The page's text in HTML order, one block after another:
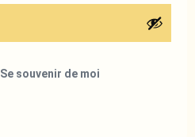
Se souvenir de moi